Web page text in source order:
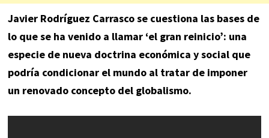
Javier Rodríguez Carrasco se cuestiona las bases de
lo que se ha venido a llamar ‘el gran reinicio’: una
especie de nueva doctrina económica y social que
podría condicionar el mundo al tratar de imponer
un renovado concepto del globalismo.